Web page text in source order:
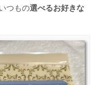
つもの選べるお好きな